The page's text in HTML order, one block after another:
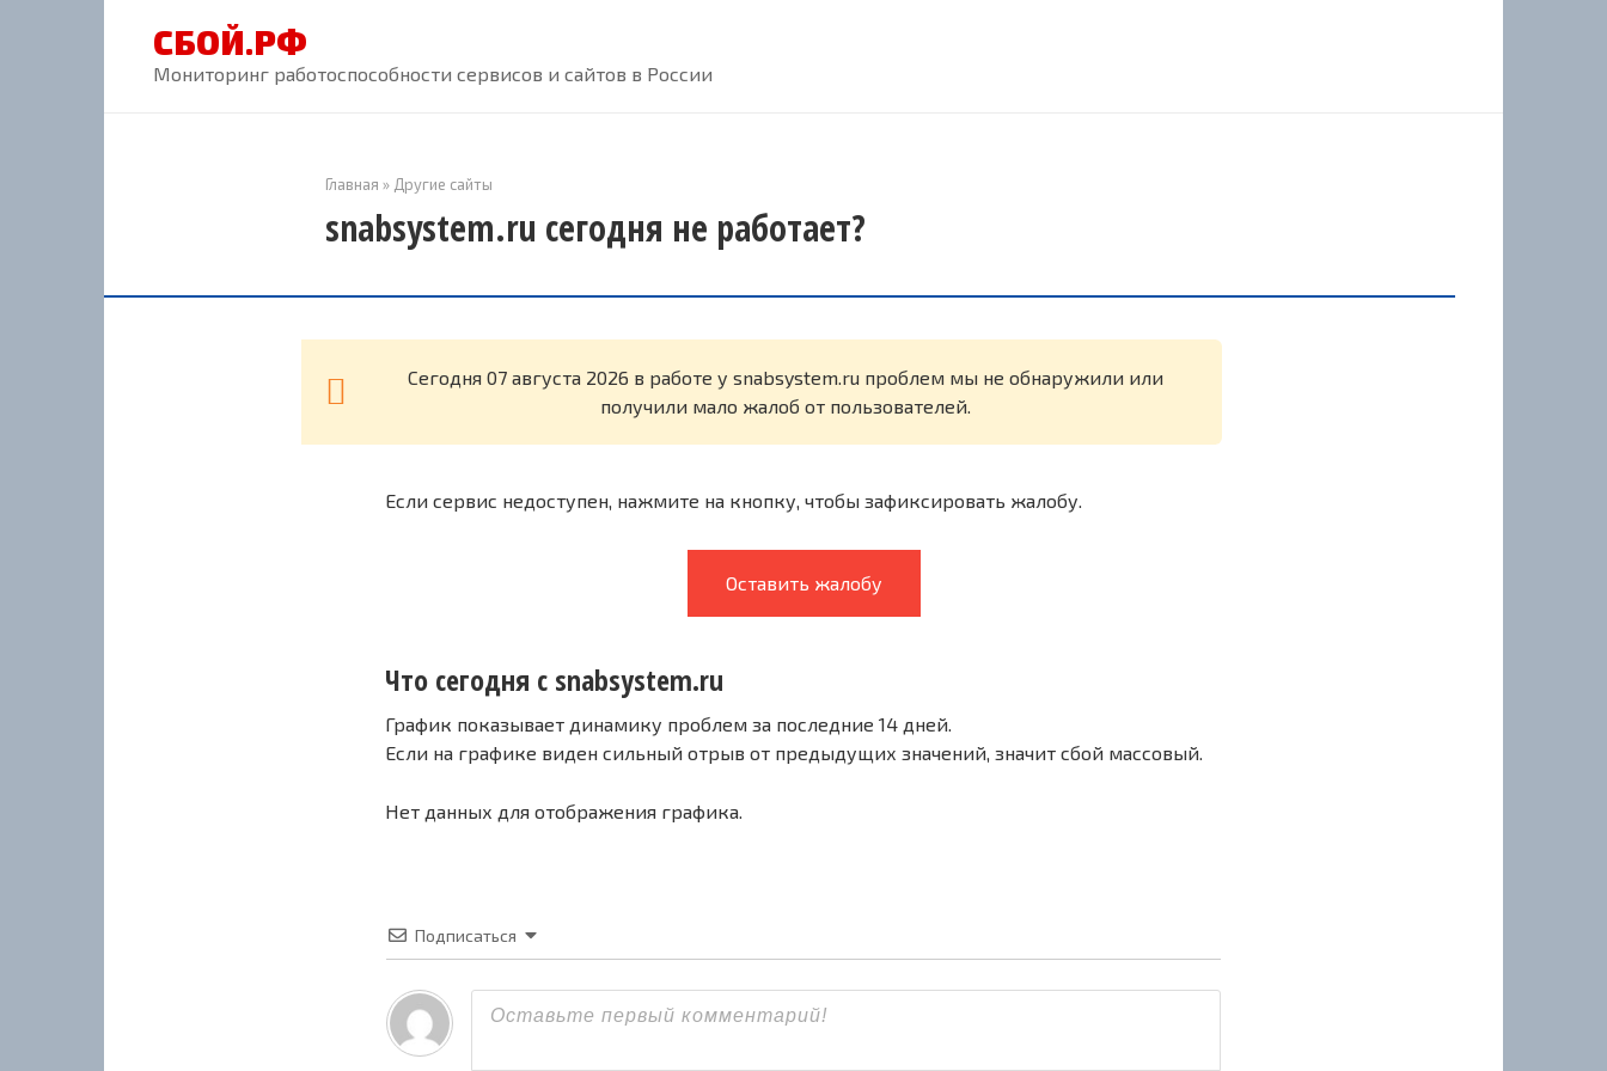
СБОЙ.РФ
Мониторинг работоспособности сервисов и сайтов в России
Главная » Другие сайты
snabsystem.ru сегодня не работает?
Cегодня 07 августа 2026 в работе у snabsystem.ru проблем мы не обнаружили или
получили мало жалоб от пользователей.
Если сервис недоступен, нажмите на кнопку, чтобы зафиксировать жалобу.
Оставить жалобу
Что сегодня с snabsystem.ru
График показывает динамику проблем за последние 14 дней.
Если на графике виден сильный отрыв от предыдущих значений, значит сбой массовый.
Нет данных для отображения графика.
Подписаться